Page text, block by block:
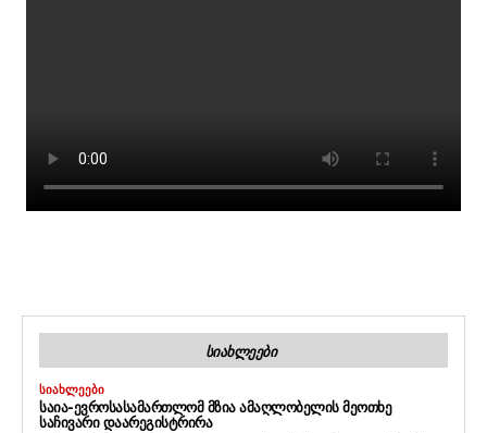
ᲡᲘᲐᲮᲚᲔᲔᲑᲘ
ᲡᲘᲐᲮᲚᲔᲔᲑᲘ
ᲡᲐᲘᲐ-ᲔᲕᲠᲝᲡᲐᲡᲐᲛᲐᲠᲗᲚᲝᲛ ᲛᲖᲘᲐ ᲐᲛᲐᲦᲚᲝᲑᲔᲚᲘᲡ ᲛᲔᲝᲗᲮᲔ
ᲡᲐᲩᲘᲕᲐᲠᲘ ᲓᲐᲐᲠᲔᲒᲘᲡᲢᲠᲘᲠᲐ